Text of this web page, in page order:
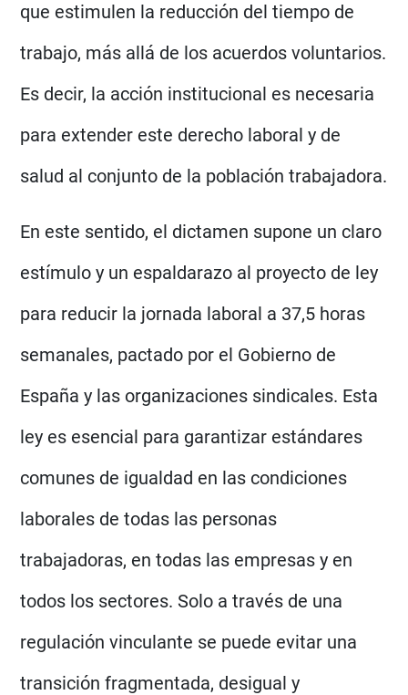
que estimulen la reducción del tiempo de
trabajo, más allá de los acuerdos voluntarios.
Es decir, la acción institucional es necesaria
para extender este derecho laboral y de
salud al conjunto de la población trabajadora.
En este sentido, el dictamen supone un claro
estímulo y un espaldarazo al proyecto de ley
para reducir la jornada laboral a 37,5 horas
semanales, pactado por el Gobierno de
España y las organizaciones sindicales. Esta
ley es esencial para garantizar estándares
comunes de igualdad en las condiciones
laborales de todas las personas
trabajadoras, en todas las empresas y en
todos los sectores. Solo a través de una
regulación vinculante se puede evitar una
transición fragmentada, desigual y